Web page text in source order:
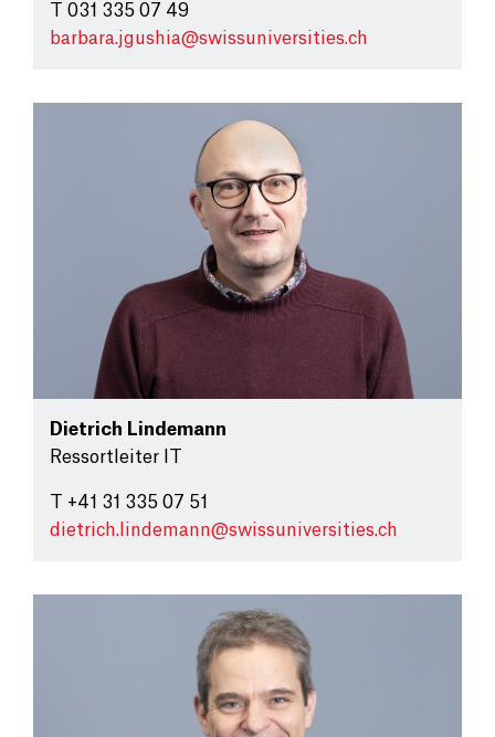
T 031 335 07 49
barbara.jgushia@swissuniversities.ch
Dietrich Lindemann
Ressortleiter IT
T +41 31 335 07 51
dietrich.lindemann@swissuniversities.ch